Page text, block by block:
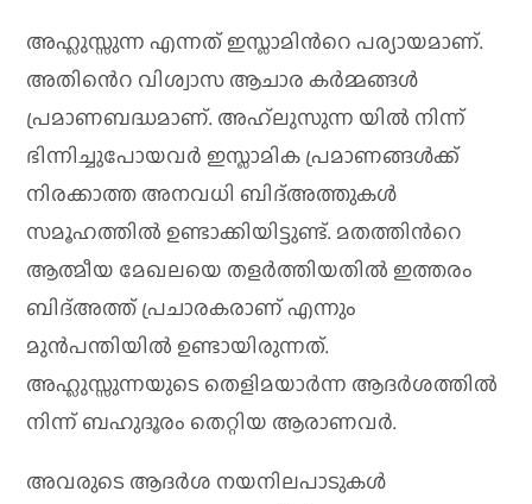
അഹ്ലുസ്സുന്ന എന്നത് ഇസ്ലാമിൻറെ പര്യായമാണ്.
അതിൻെറ വിശ്വാസ ആചാര കർമ്മങ്ങൾ
പ്രമാണബദ്ധമാണ്. അഹ്‌ലുസുന്ന യിൽ നിന്ന്
ഭിന്നിച്ചുപോയവർ ഇസ്ലാമിക പ്രമാണങ്ങൾക്ക്
നിരക്കാത്ത അനവധി ബിദ്അത്തുകൾ
സമൂഹത്തിൽ ഉണ്ടാക്കിയിട്ടുണ്ട്. മതത്തിൻറെ
ആത്മീയ മേഖലയെ തളർത്തിയതിൽ ഇത്തരം
ബിദ്അത്ത് പ്രചാരകരാണ് എന്നും
മുൻപന്തിയിൽ ഉണ്ടായിരുന്നത്.
അഹ്ലുസ്സുന്നയുടെ തെളിമയാർന്ന ആദർശത്തിൽ
നിന്ന് ബഹുദൂരം തെറ്റിയ ആരാണവർ.
അവരുടെ ആദർശ നയനിലപാടുകൾ